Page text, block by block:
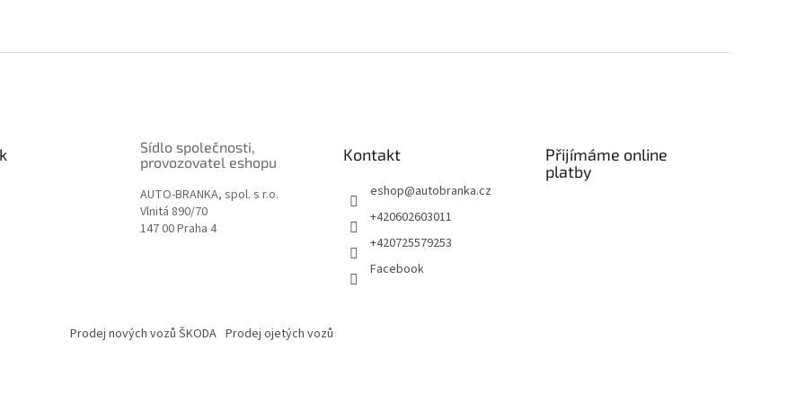
Sídlo společnosti,
provozovatel eshopu
AUTO-BRANKA, spol. s r.o.
Vlnitá 890/70
147 00 Praha 4
Kontakt
eshop@autobranka.cz
+420602603011
+420725579253
Facebook
Přijímáme online
platby
Prodej nových vozů ŠKODA Prodej ojetých vozů